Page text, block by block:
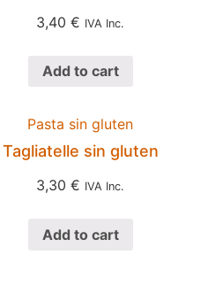
3,40 € IVA Inc.
Add to cart
Pasta sin gluten
Tagliatelle sin gluten
3,30 € IVA Inc.
Add to cart